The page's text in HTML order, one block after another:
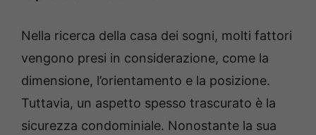
Nella ricerca della casa dei sogni, molti fattori
vengono presi in considerazione, come la
dimensione, l’orientamento e la posizione.
Tuttavia, un aspetto spesso trascurato è la
sicurezza condominiale. Nonostante la sua